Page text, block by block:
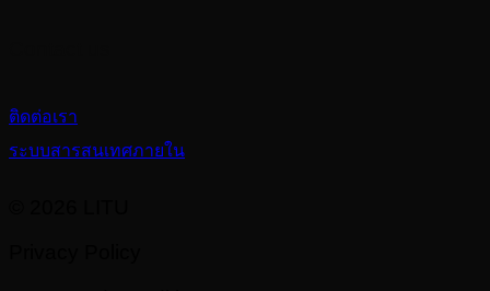
ติดต่อเรา
ระบบสารสนเทศภายใน